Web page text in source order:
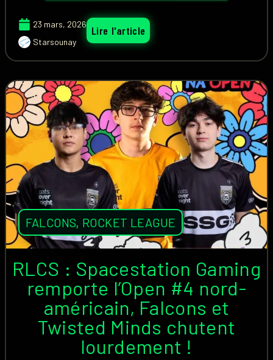
23 mars, 2026
Starsounay
Lire l'article
FALCONS, ROCKET LEAGUE
RLCS : Spacestation Gaming
remporte l’Open #4 nord-
américain, Falcons et
Twisted Minds chutent
lourdement !